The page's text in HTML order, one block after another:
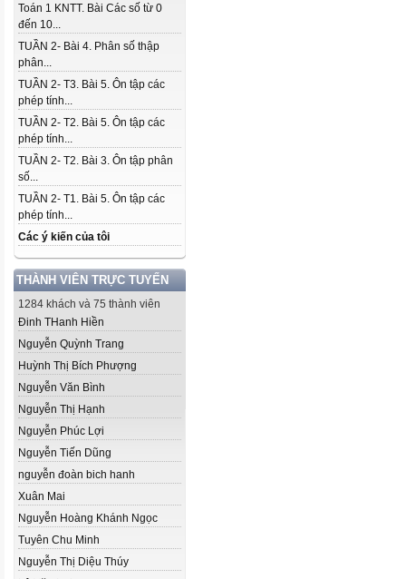
Toán 1 KNTT. Bài Các số từ 0
đến 10...
TUẦN 2- Bài 4. Phân số thập
phân...
TUẦN 2- T3. Bài 5. Ôn tập các
phép tính...
TUẦN 2- T2. Bài 5. Ôn tập các
phép tính...
TUẦN 2- T2. Bài 3. Ôn tập phân
số...
TUẦN 2- T1. Bài 5. Ôn tập các
phép tính...
Các ý kiến của tôi
THÀNH VIÊN TRỰC TUYẾN
1284 khách và 75 thành viên
Đinh THanh Hiền
Nguyễn Quỳnh Trang
Huỳnh Thị Bích Phượng
Nguyễn Văn Bình
Nguyễn Thị Hạnh
Nguyễn Phúc Lợi
Nguyễn Tiến Dũng
nguyễn đoàn bich hanh
Xuân Mai
Nguyễn Hoàng Khánh Ngọc
Tuyên Chu Minh
Nguyễn Thị Diệu Thúy